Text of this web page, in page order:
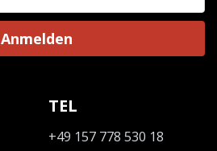
Anmelden
TEL
+49 157 778 530 18